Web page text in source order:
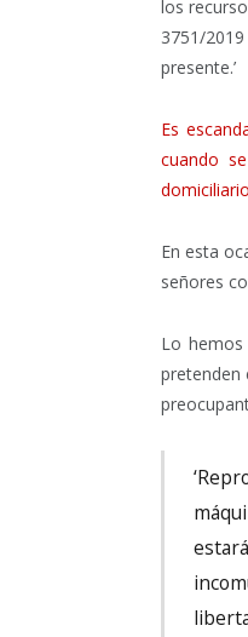
los
3751/
presente.’
Es
cuando
En esta
señores
Lo
pretenden